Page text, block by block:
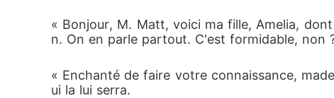
« Bonjour, M. Matt, voici ma fille, Amelia,
n. On en parle partout. C'est formidable, non
« Enchanté de faire votre connaissance,
ui la lui serra.